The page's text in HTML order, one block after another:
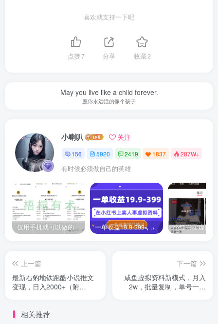
喜欢就支持一下吧
点赞7 分享 收藏2
May you live like a child forever.
愿你永远活的像个孩子
小喇叭 关注
156 5920 2419 1837 287W+
有时候必须做自己的英雄
仅用手机就可以做的小项目，当天就能见钱，每天100-300 一单收益19.9-399，一个蓝海冷门项目，在小红书上卖人事虚拟资料
上一篇
最新右豹地铁跑酷小说推文
变现，日入2000+（附
下一篇
咸鱼虚拟资料新模式，月入
2w，批量复制，单号一天
相关推荐